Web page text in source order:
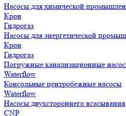
Насосы для химической
Крон
Гидрогаз
Насосы для энергетической
Крон
Гидрогаз
Погружные канализационные
Waterflow
Консольные центробежные насосы
Waterflow
Насосы двухстороннего всасывания
CNP